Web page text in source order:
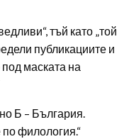
тъй като „той
публикациите и
маската на
Б – България.
филология.“